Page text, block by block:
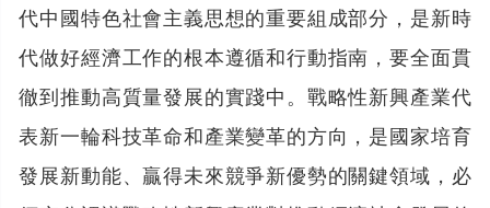
代中國特色社會主義思想的重要組成部分，是新時
代做好經濟工作的根本遵循和行動指南，要全面貫
徹到推動高質量發展的實踐中。戰略性新興產業代
表新一輪科技革命和產業變革的方向，是國家培育
發展新動能、贏得未來競爭新優勢的關鍵領域，必